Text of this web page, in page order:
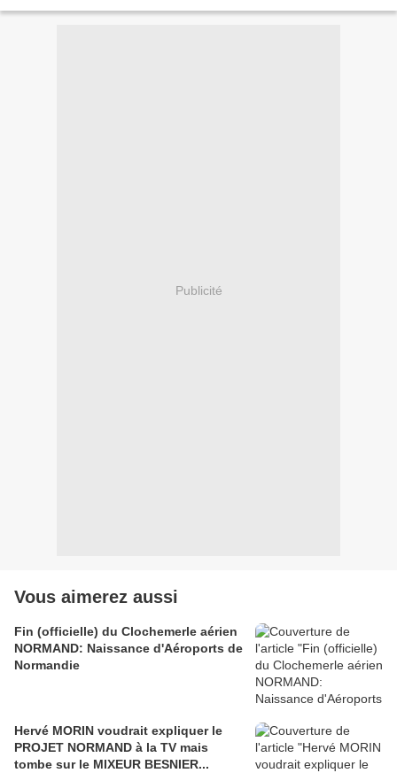
Publicité
Vous aimerez aussi
Fin (officielle) du Clochemerle aérien
NORMAND: Naissance d'Aéroports de
Normandie
Hervé MORIN voudrait expliquer le
PROJET NORMAND à la TV mais
tombe sur le MIXEUR BESNIER...